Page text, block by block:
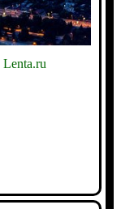
Lenta.ru